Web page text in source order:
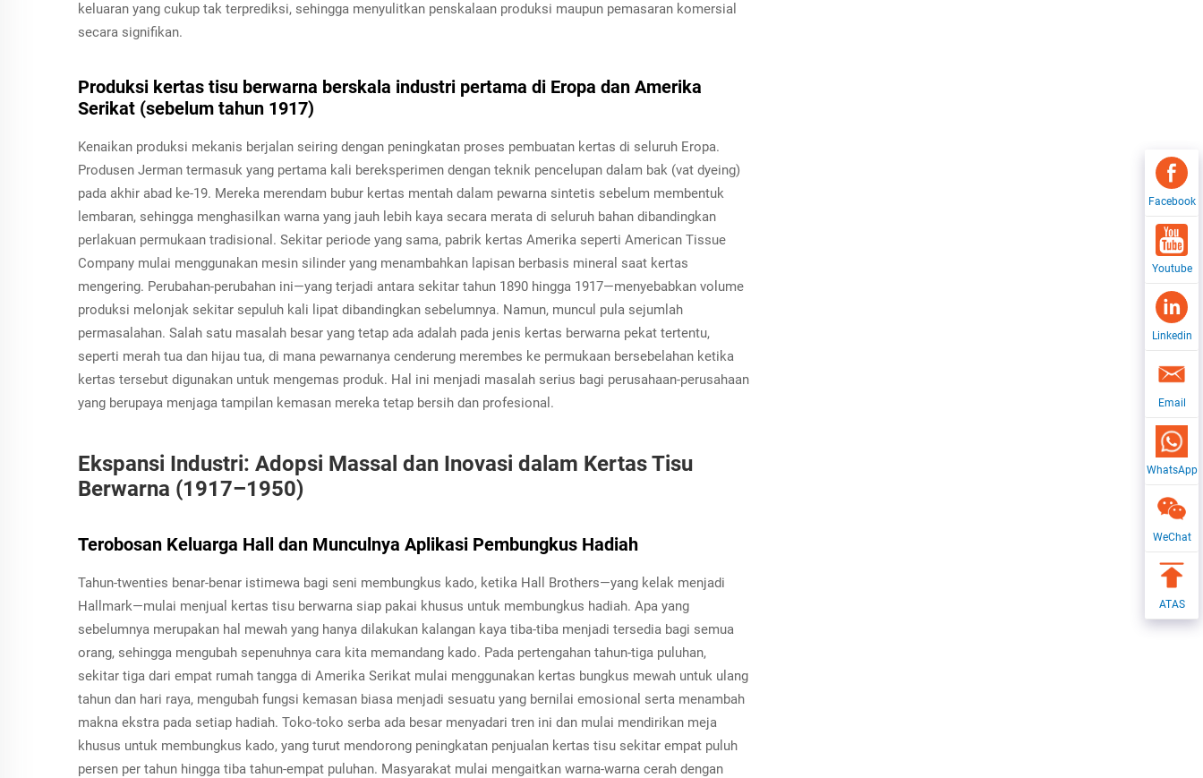
keluaran yang cukup tak terprediksi, sehingga menyulitkan penskalaan produksi maupun pemasaran komersial
secara signifikan.
Produksi kertas tisu berwarna berskala industri pertama di Eropa dan Amerika
Serikat (sebelum tahun 1917)
Kenaikan produksi mekanis berjalan seiring dengan peningkatan proses pembuatan kertas di seluruh Eropa.
Produsen Jerman termasuk yang pertama kali bereksperimen dengan teknik pencelupan dalam bak (vat dyeing)
pada akhir abad ke-19. Mereka merendam bubur kertas mentah dalam pewarna sintetis sebelum membentuk
lembaran, sehingga menghasilkan warna yang jauh lebih kaya secara merata di seluruh bahan dibandingkan
perlakuan permukaan tradisional. Sekitar periode yang sama, pabrik kertas Amerika seperti American Tissue
Company mulai menggunakan mesin silinder yang menambahkan lapisan berbasis mineral saat kertas
mengering. Perubahan-perubahan ini—yang terjadi antara sekitar tahun 1890 hingga 1917—menyebabkan volume
produksi melonjak sekitar sepuluh kali lipat dibandingkan sebelumnya. Namun, muncul pula sejumlah
permasalahan. Salah satu masalah besar yang tetap ada adalah pada jenis kertas berwarna pekat tertentu,
seperti merah tua dan hijau tua, di mana pewarnanya cenderung merembes ke permukaan bersebelahan ketika
kertas tersebut digunakan untuk mengemas produk. Hal ini menjadi masalah serius bagi perusahaan-perusahaan
yang berupaya menjaga tampilan kemasan mereka tetap bersih dan profesional.
Ekspansi Industri: Adopsi Massal dan Inovasi dalam Kertas Tisu
Berwarna (1917–1950)
Terobosan Keluarga Hall dan Munculnya Aplikasi Pembungkus Hadiah
Tahun-twenties benar-benar istimewa bagi seni membungkus kado, ketika Hall Brothers—yang kelak menjadi
Hallmark—mulai menjual kertas tisu berwarna siap pakai khusus untuk membungkus hadiah. Apa yang
sebelumnya merupakan hal mewah yang hanya dilakukan kalangan kaya tiba-tiba menjadi tersedia bagi semua
orang, sehingga mengubah sepenuhnya cara kita memandang kado. Pada pertengahan tahun-tiga puluhan,
sekitar tiga dari empat rumah tangga di Amerika Serikat mulai menggunakan kertas bungkus mewah untuk ulang
tahun dan hari raya, mengubah fungsi kemasan biasa menjadi sesuatu yang bernilai emosional serta menambah
makna ekstra pada setiap hadiah. Toko-toko serba ada besar menyadari tren ini dan mulai mendirikan meja
khusus untuk membungkus kado, yang turut mendorong peningkatan penjualan kertas tisu sekitar empat puluh
persen per tahun hingga tiba tahun-empat puluhan. Masyarakat mulai mengaitkan warna-warna cerah dengan
Facebook
Youtube
Linkedin
Email
WhatsApp
WeChat
ATAS